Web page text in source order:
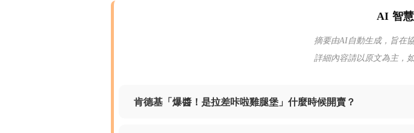
AI 智
摘要由AI自動生成，旨在
詳細內容請以原文為主，
肯德基「爆醬！是拉差咔啦雞腿堡」什麼時候開賣？